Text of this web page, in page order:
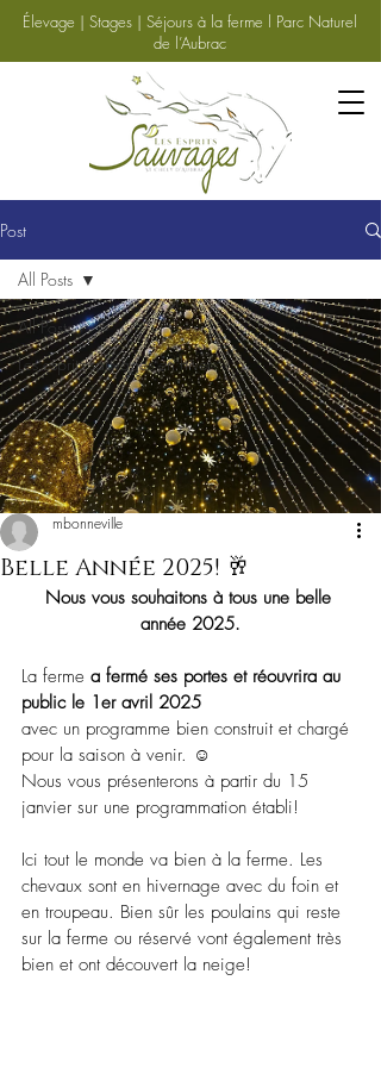
Élevage | Stages | Séjours à la ferme l Parc Naturel
de l’Aubrac
Post
All Posts
Les esprits sauvages en hiver
All Posts
Belle Année 2025! 🥂
mbonneville
Nous vous souhaitons à tous une belle
année 2025.
La ferme a fermé ses portes et réouvrira au
public le 1er avril 2025
avec un programme bien construit et chargé
pour la saison à venir. ☺️
Nous vous présenterons à partir du 15
janvier sur une programmation établi!
Ici tout le monde va bien à la ferme. Les
chevaux sont en hivernage avec du foin et
en troupeau. Bien sûr les poulains qui reste
sur la ferme ou réservé vont également très
bien et ont découvert la neige!